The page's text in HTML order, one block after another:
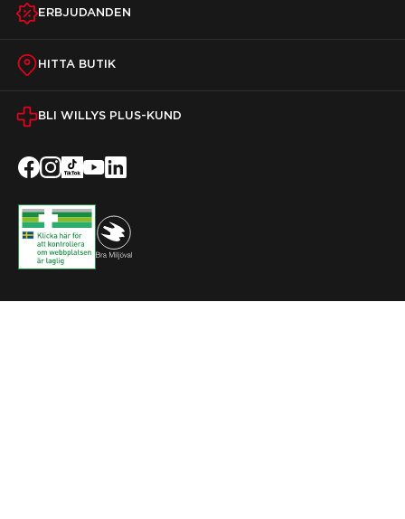
ERBJUDANDEN
HITTA BUTIK
BLI WILLYS PLUS-KUND